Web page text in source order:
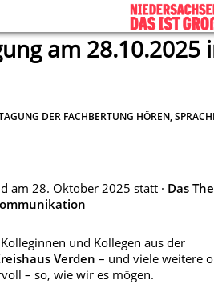
am 28.10.2025
DER FACHBERTUNG HÖREN,
am 28. Oktober 2025 statt · Das
und Kollegen aus der
Verden – und viele weitere
– so, wie wir es mögen.